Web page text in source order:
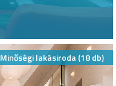
Minőségi lakásiroda (18 db)